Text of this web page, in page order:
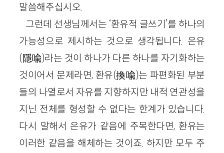
말씀해주십시오.
그런데 선생님께서는 ‘환유적 글쓰기’를 하나의
가능성으로 제시하는 것으로 생각됩니다. 은유
(隱喩)라는 것이 하나가 다른 하나를 자기화하는
것이어서 문제라면, 환유(換喩)는 파편화된 부분
들의 나열로서 자유를 지향하지만 내적 연관성을
지닌 전체를 형성할 수 없다는 한계가 있습니다.
다시 말해서 은유가 같음에 주목한다면, 환유는
이러한 같음을 해체하는 것이죠. 하지만 모두 주